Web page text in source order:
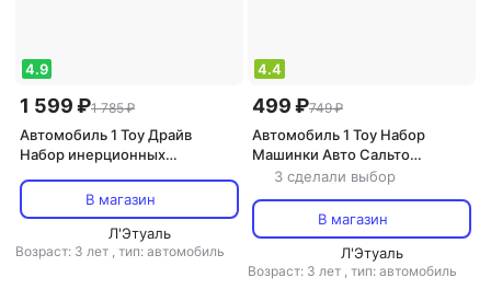
4.9
1 599 ₽1 785 ₽
Автомобиль 1 Toy Драйв
Набор инерционных
В магазин
Л'Этуаль
Возраст: 3 лет , тип: автомобиль
4.4
499 ₽749 ₽
Автомобиль 1 Toy Набор
Машинки Авто Сальто
инерционные 4 шт в
3 сделали выбор
В магазин
Л'Этуаль
Возраст: 3 лет , тип: автомобиль